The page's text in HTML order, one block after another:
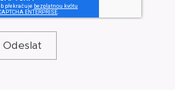
Odeslat